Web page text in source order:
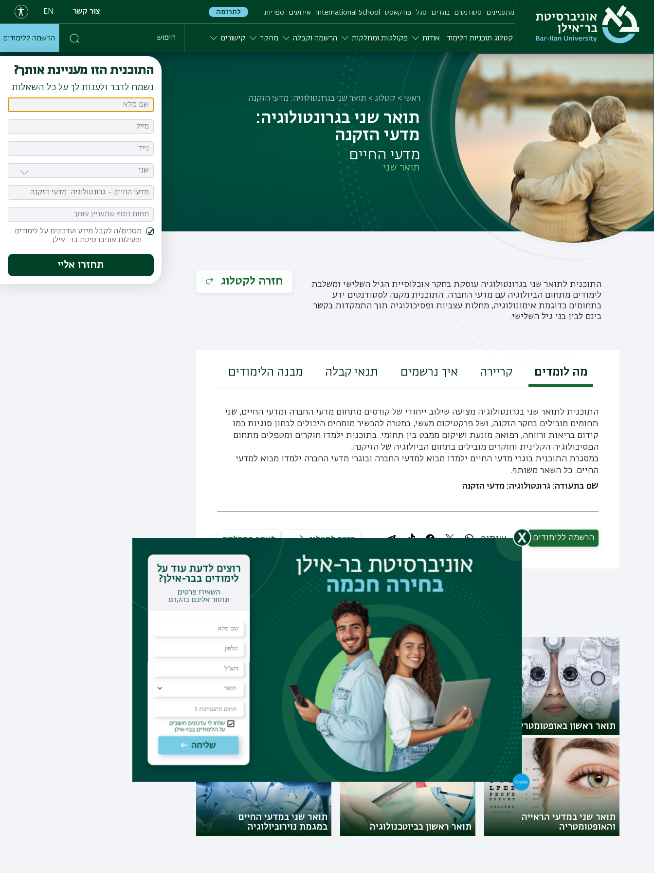
main
content
מתעניינים סטודנטים בוגרים סגל פודקאסט International School אירועים ספריות לתרומה צור קשר EN
קטלוג תוכניות הלימוד אודות פקולטות ומחלקות הרשמה וקבלה מחקר קישורים חיפוש הרשמה ללימודים
ראשי קטלוג תואר שני בגרונטולוגיה: מדעי הזקנה
תואר שני בגרונטולוגיה:
מדעי הזקנה
מדעי החיים
תואר שני
התוכנית לתואר שני בגרונטולוגיה עוסקת בחקר אוכלוסיית הגיל השלישי ומשלבת
לימודים מתחום הביולוגיה עם מדעי החברה. התוכנית מקנה לסטודנטים ידע
בתחומים כדוגמת אימונולוגיה, מחלות עצביות ופסיכולוגיה תוך התמקדות בקשר
בינם לבין בני גיל השלישי.
חזרה לקטלוג
מה לומדים קריירה איך נרשמים תנאי קבלה מבנה הלימודים
התוכנית לתואר שני בגרונטולוגיה מציעה שילוב ייחודי של קורסים מתחום מדעי החברה ומדעי החיים, שני
תחומים מובילים בחקר הזקנה, ושל פרקטיקום מעשי, במטרה להכשיר מומחים היכולים לבחון סוגיות כמו
קידום בריאות ורווחה, רפואה מונעת ושיקום ממבט בין תחומי. בתוכנית ילמדו חוקרים ומטפלים מתחום
הפסיכולוגיה הקלינית וחוקרים מובילים בתחום הביולוגיה של הזיקנה.
במסגרת התוכנית בוגרי מדעי החיים ילמדו מבוא למדעי החברה ובוגרי מדעי החברה ילמדו מבוא למדעי
החיים. כל השאר משותף.
שם בתעודה: גרונטולוגיה: מדעי הזקנה
הרשמה ללימודים שיתוף חזרה לקטלוג לאתר המחלקה
תוכניות דומות
תואר ראשון באופטומטריה
תואר שני במדעי החיים
במגמת גנטיקה
תואר שני במדעי החיים
במגמת זואולוגיה
תואר שני במדעי הראייה
והאופטומטריה
תואר ראשון בביוטכנולוגיה
תואר שני במדעי החיים
במגמת נוירוביולוגיה
התוכנית הזו מעניינת אותך?
נשמח לדבר ולענות לך על כל השאלות
מסכים/ה לקבל מידע ועדכונים על לימודים
ופעילות אוניברסיטת בר-אילן